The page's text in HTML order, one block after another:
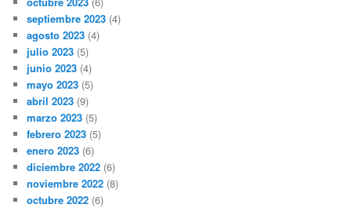
septiembre 2023 (4)
agosto 2023 (4)
julio 2023 (5)
junio 2023 (4)
mayo 2023 (5)
abril 2023 (9)
marzo 2023 (5)
febrero 2023 (5)
enero 2023 (6)
diciembre 2022 (6)
noviembre 2022 (8)
octubre 2022 (6)